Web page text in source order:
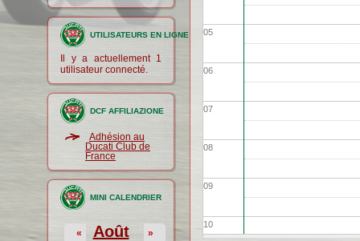
UTILISATEURS EN LIGNE
Il y a actuellement 1
utilisateur connecté.
DCF AFFILIAZIONE
Adhésion au
Ducati Club de
France
MINI CALENDRIER
Août
« »
05
06
07
08
09
10